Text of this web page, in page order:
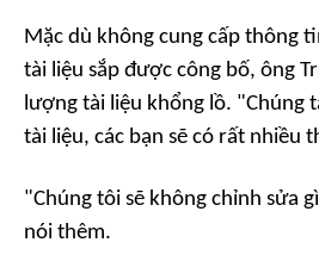
Mặc dù không cung cấp thông
tài liệu sắp được công bố, ông
lượng tài liệu khổng lồ. "Chúng
tài liệu, các bạn sẽ có rất nhiều
"Chúng tôi sẽ không chỉnh sửa
nói thêm.